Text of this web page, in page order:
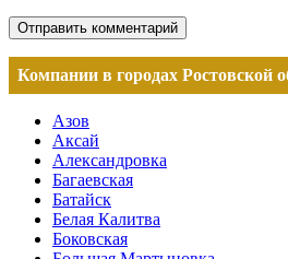
Компании в городах Ростовской
Азов
Аксай
Александровка
Багаевская
Батайск
Белая Калитва
Боковская